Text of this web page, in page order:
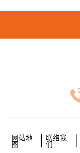
网站地
图
联络我
们